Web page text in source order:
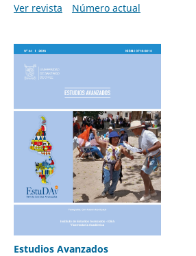
Ver revista
Número actual
Estudios Avanzados